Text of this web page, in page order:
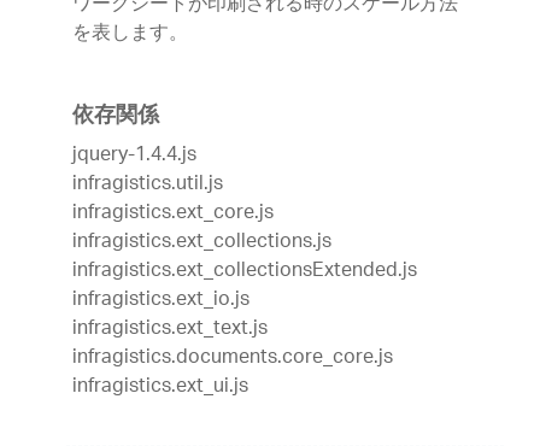
を表します。
依存関係
jquery-1.4.4.js
infragistics.util.js
infragistics.ext_core.js
infragistics.ext_collections.js
infragistics.ext_collectionsExtended.js
infragistics.ext_io.js
infragistics.ext_text.js
infragistics.documents.core_core.js
infragistics.ext_ui.js